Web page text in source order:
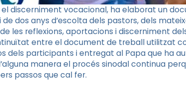
el discerniment vocacional, ha elaborat un
dos anys d’escolta dels pastors, dels
les reflexions, aportacions i discerniment
entre el document de treball utilitzat
dels participants i entregat al Papa que ha
manera el procés sinodal continua
passos que cal fer.